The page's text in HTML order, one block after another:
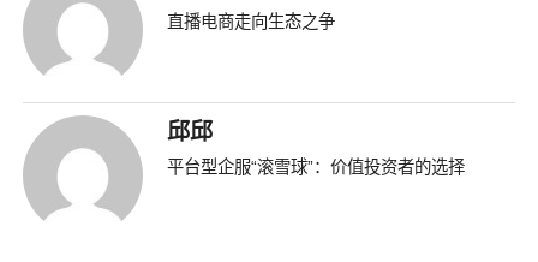
直播电商走向生态之争
邱邱
平台型企服“滚雪球”：价值投资者的选择